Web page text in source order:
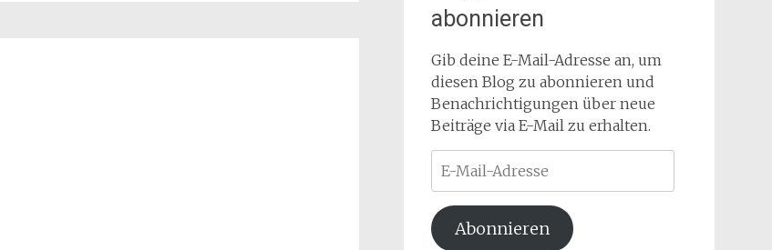
abonnieren
Gib deine E-Mail-Adresse an, um
diesen Blog zu abonnieren und
Benachrichtigungen über neue
Beiträge via E-Mail zu erhalten.
Mail-
Adresse
Abonnieren